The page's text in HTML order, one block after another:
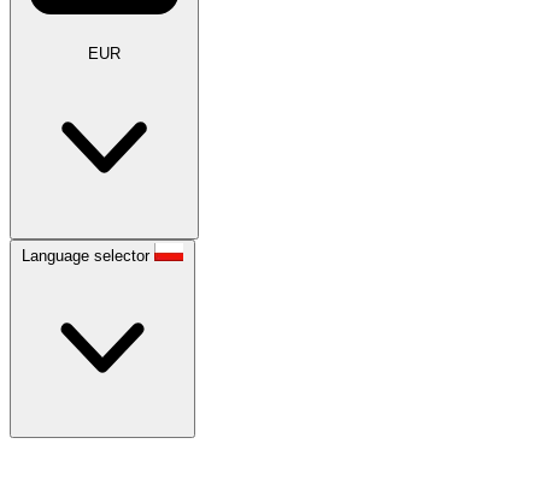
EUR
Language selector